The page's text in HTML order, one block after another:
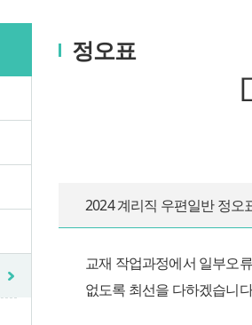
정오표
2024 계리직 우편일반 정오
교재 작업과정에서 일부오
없도록 최선을 다하겠습니